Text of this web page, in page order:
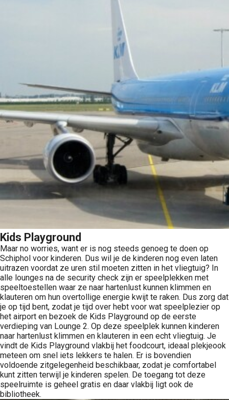
Kids Playground
Maar no worries, want er is nog steeds genoeg te doen op
Schiphol voor kinderen. Dus wil je de kinderen nog even laten
uitrazen voordat ze uren stil moeten zitten in het vliegtuig? In
alle lounges na de security check zijn er speelplekken met
speeltoestellen waar ze naar hartenlust kunnen klimmen en
klauteren om hun overtollige energie kwijt te raken. Dus zorg dat
je op tijd bent, zodat je tijd over hebt voor wat speelplezier op
het airport en bezoek de Kids Playground op de eerste
verdieping van Lounge 2. Op deze speelplek kunnen kinderen
naar hartenlust klimmen en klauteren in een echt vliegtuig. Je
vindt de Kids Playground vlakbij het foodcourt, ideaal plekjeook
meteen om snel iets lekkers te halen. Er is bovendien
voldoende zitgelegenheid beschikbaar, zodat je comfortabel
kunt zitten terwijl je kinderen spelen. De toegang tot deze
speelruimte is geheel gratis en daar vlakbij ligt ook de
bibliotheek.